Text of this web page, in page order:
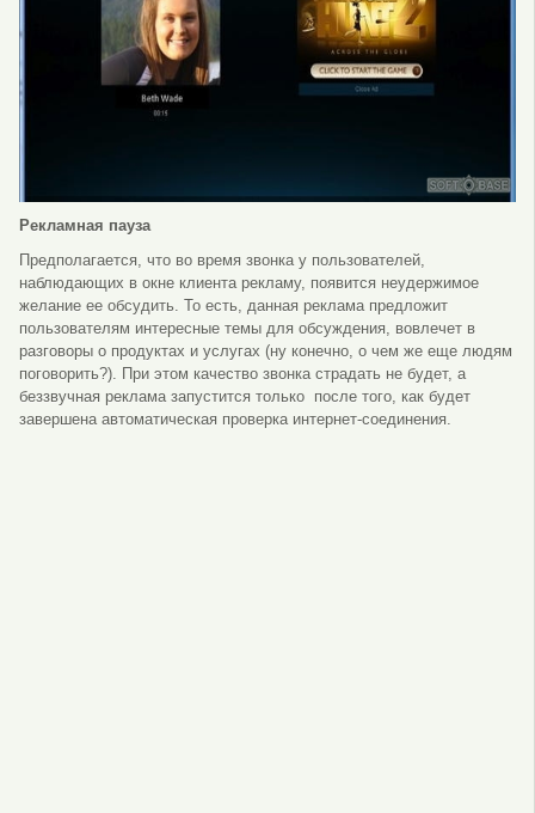
Рекламная пауза
Предполагается, что во время звонка у пользователей,
наблюдающих в окне клиента рекламу, появится неудержимое
желание ее обсудить. То есть, данная реклама предложит
пользователям интересные темы для обсуждения, вовлечет в
разговоры о продуктах и услугах (ну конечно, о чем же еще людям
поговорить?). При этом качество звонка страдать не будет, а
беззвучная реклама запустится только после того, как будет
завершена автоматическая проверка интернет-соединения.